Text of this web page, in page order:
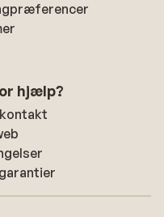
hjælp?